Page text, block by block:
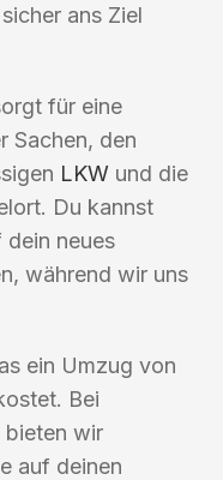
ans Ziel
für eine
Sachen, den
LKW und die
Du kannst
dein neues
während wir uns
ein Umzug von
Bei
bieten wir
auf deinen